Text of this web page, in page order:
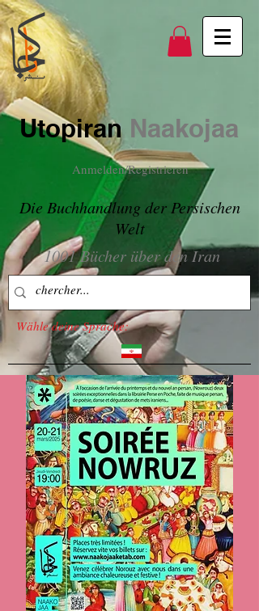
Utopiran Naakojaa
Anmelden/Registrieren
Die Buchhandlung der Persischen
Welt
1001 Bücher über den Iran
Wähle deine Sprache: